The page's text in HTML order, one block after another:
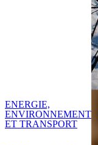
ENERGIE,
ENVIRONNEMENT
ET TRANSPORT